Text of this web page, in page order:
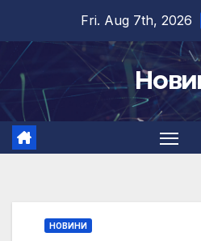
content
Fri. Aug 7th, 2026
НОВИНИ